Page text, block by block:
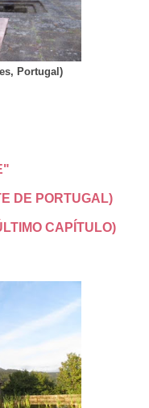
Portugal)
DE PORTUGAL)
CAPÍTULO)